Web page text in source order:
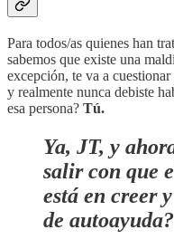
Para todos/as quienes han
sabemos que existe una
excepción, te va a
y realmente nunca debiste
esa persona? Tú.
Ya, JT, y
salir con que
está en creer
de autoayuda?